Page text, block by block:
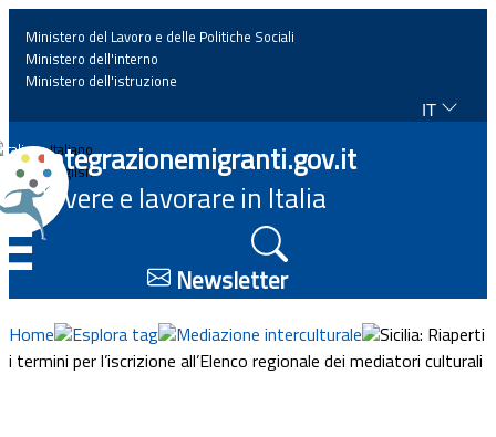
Home
News
Approfondimenti
Eventi
Ministero del Lavoro e delle Politiche Sociali
Ministero dell'interno
Ministero dell'istruzione
IT
Italiano
English
Integrazionemigranti.gov.it
Vivere e lavorare in Italia
Newsletter
Home Esplora tag Mediazione interculturale
Sicilia: Riaperti
i termini per l’iscrizione all’Elenco regionale dei mediatori culturali